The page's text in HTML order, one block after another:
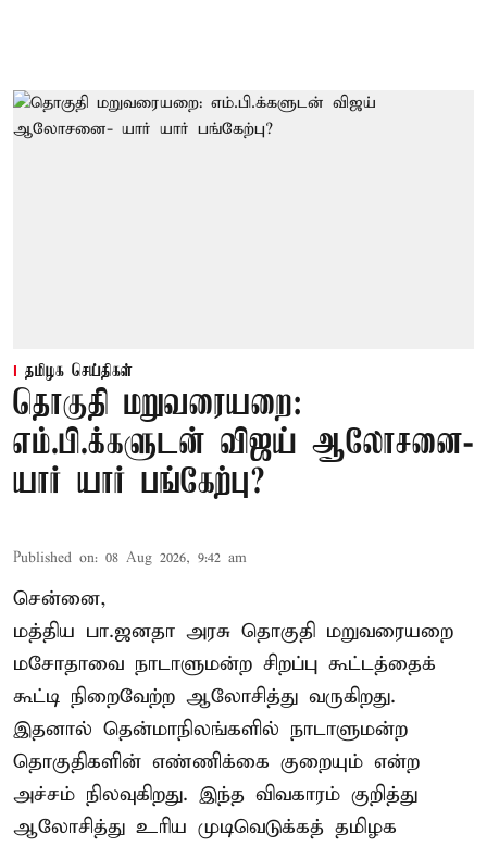
தமிழக செய்திகள்
தொகுதி மறுவரையறை:
எம்.பி.க்களுடன் விஜய் ஆலோசனை-
யார் யார் பங்கேற்பு?
Published on: 08 Aug 2026, 9:42 am
சென்னை,
மத்திய பா.ஜனதா அரசு தொகுதி மறுவரையறை
மசோதாவை நாடாளுமன்ற சிறப்பு கூட்டத்தைக்
கூட்டி நிறைவேற்ற ஆலோசித்து வருகிறது.
இதனால் தென்மாநிலங்களில் நாடாளுமன்ற
தொகுதிகளின் எண்ணிக்கை குறையும் என்ற
அச்சம் நிலவுகிறது. இந்த விவகாரம் குறித்து
ஆலோசித்து உரிய முடிவெடுக்கத் தமிழக